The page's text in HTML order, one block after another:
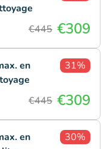
€445 €309
en
31%
€445 €309
en
30%